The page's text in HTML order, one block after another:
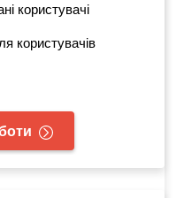
користувачі
користувачів